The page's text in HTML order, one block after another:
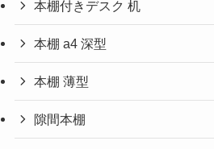
本棚付きデスク 机
本棚 a4 深型
本棚 薄型
隙間本棚